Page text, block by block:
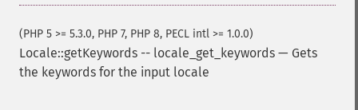
(PHP 5 >= 5.3.0, PHP 7, PHP 8, PECL intl >= 1.0.0)
Locale::getKeywords -- locale_get_keywords — Gets
the keywords for the input locale